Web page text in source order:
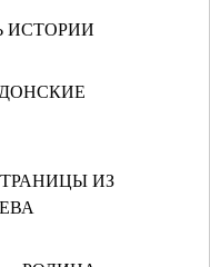
ИСТОРИИ
ИЗ